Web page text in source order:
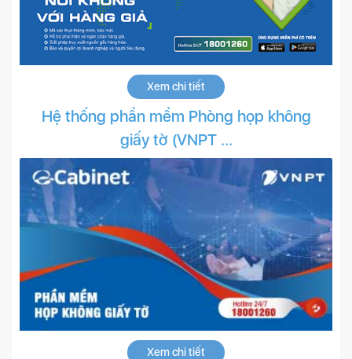
Xem chi tiết
Hệ thống phần mềm Phòng họp không
giấy tờ (VNPT ...
Xem chi tiết